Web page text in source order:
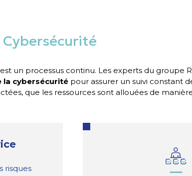
Cybersécurité
est un processus continu. Les experts du groupe
la cybersécurité pour assurer un suivi constant
que les ressources sont allouées de
risques